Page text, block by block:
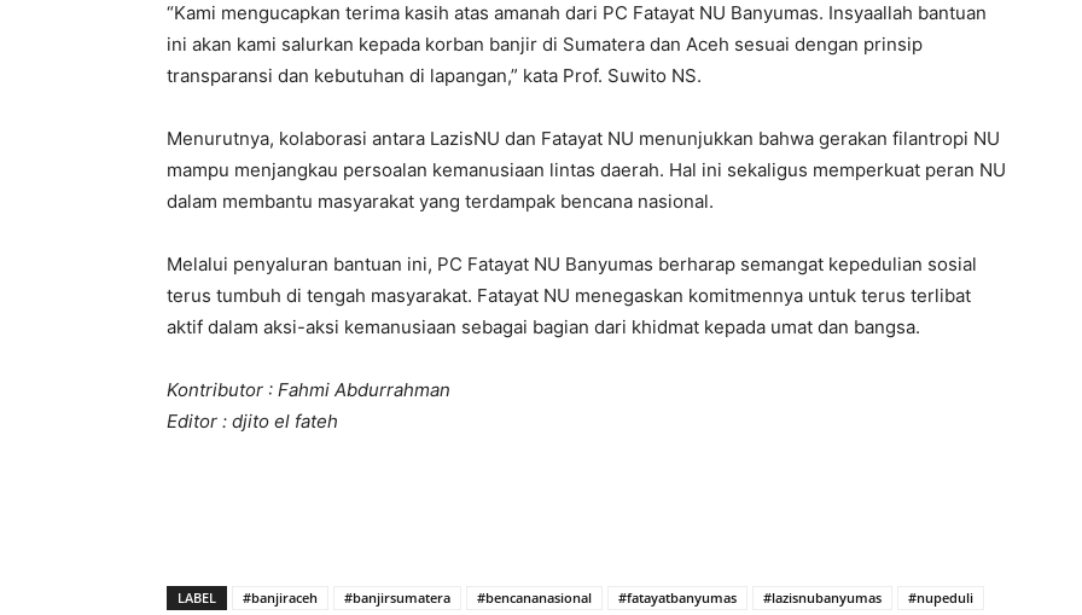
“Kami mengucapkan terima kasih atas amanah dari PC Fatayat NU Banyumas. Insyaallah bantuan
ini akan kami salurkan kepada korban banjir di Sumatera dan Aceh sesuai dengan prinsip
transparansi dan kebutuhan di lapangan,” kata Prof. Suwito NS.
Menurutnya, kolaborasi antara LazisNU dan Fatayat NU menunjukkan bahwa gerakan filantropi NU
mampu menjangkau persoalan kemanusiaan lintas daerah. Hal ini sekaligus memperkuat peran NU
dalam membantu masyarakat yang terdampak bencana nasional.
Melalui penyaluran bantuan ini, PC Fatayat NU Banyumas berharap semangat kepedulian sosial
terus tumbuh di tengah masyarakat. Fatayat NU menegaskan komitmennya untuk terus terlibat
aktif dalam aksi-aksi kemanusiaan sebagai bagian dari khidmat kepada umat dan bangsa.
Kontributor : Fahmi Abdurrahman
Editor : djito el fateh
LABEL #banjiraceh #banjirsumatera #bencananasional #fatayatbanyumas #lazisnubanyumas
#nupeduli